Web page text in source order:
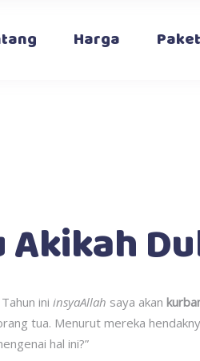
Harga Paket
ini insyaAllah saya akan
tua. Menurut mereka
hal ini?”